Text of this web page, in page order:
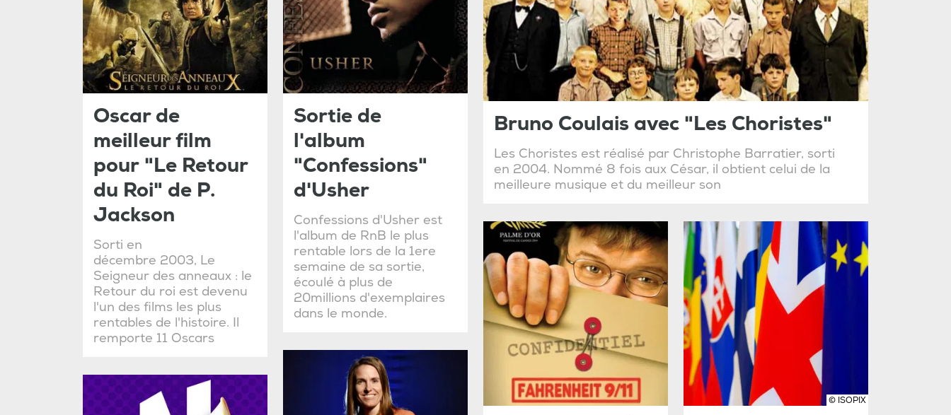
Oscar de
meilleur film
pour "Le Retour
du Roi" de P.
Jackson
Sorti en
décembre 2003, Le
Seigneur des anneaux : le
Retour du roi est devenu
l'un des films les plus
rentables de l'histoire. Il
remporte 11 Oscars
Sortie de
l'album
"Confessions"
d'Usher
Confessions d'Usher est
l'album de RnB le plus
rentable lors de la 1ere
semaine de sa sortie,
écoulé à plus de
20millions d'exemplaires
dans le monde.
Bruno Coulais avec "Les Choristes"
Les Choristes est réalisé par Christophe Barratier, sorti
en 2004. Nommé 8 fois aux César, il obtient celui de la
meilleure musique et du meilleur son
© ISOPIX